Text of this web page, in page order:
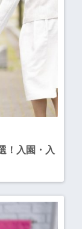
！入園・入